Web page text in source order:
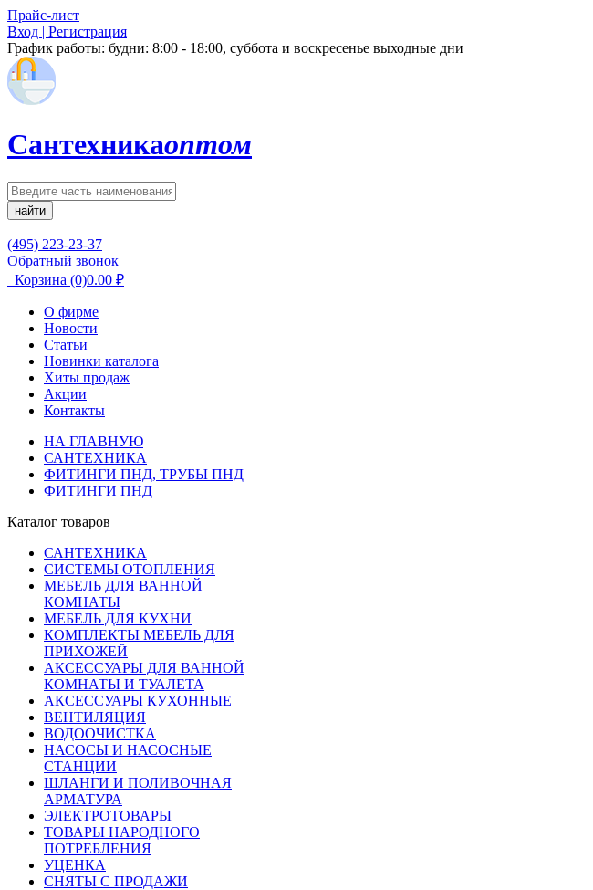
Прайс-лист
Вход | Регистрация
График работы: будни: 8:00 - 18:00, суббота и воскресенье выходные дни
Сантехникаоптом
найти
(495) 223-23-37
Обратный звонок
Корзина (0)0.00 ₽
О фирме
Новости
Статьи
Новинки каталога
Хиты продаж
Акции
Контакты
НА ГЛАВНУЮ
САНТЕХНИКА
ФИТИНГИ ПНД, ТРУБЫ ПНД
ФИТИНГИ ПНД
Каталог товаров
САНТЕХНИКА
СИСТЕМЫ ОТОПЛЕНИЯ
МЕБЕЛЬ ДЛЯ ВАННОЙ
КОМНАТЫ
МЕБЕЛЬ ДЛЯ КУХНИ
КОМПЛЕКТЫ МЕБЕЛЬ ДЛЯ
ПРИХОЖЕЙ
АКСЕССУАРЫ ДЛЯ ВАННОЙ
КОМНАТЫ И ТУАЛЕТА
АКСЕССУАРЫ КУХОННЫЕ
ВЕНТИЛЯЦИЯ
ВОДООЧИСТКА
НАСОСЫ И НАСОСНЫЕ
СТАНЦИИ
ШЛАНГИ И ПОЛИВОЧНАЯ
АРМАТУРА
ЭЛЕКТРОТОВАРЫ
ТОВАРЫ НАРОДНОГО
ПОТРЕБЛЕНИЯ
УЦЕНКА
СНЯТЫ С ПРОДАЖИ